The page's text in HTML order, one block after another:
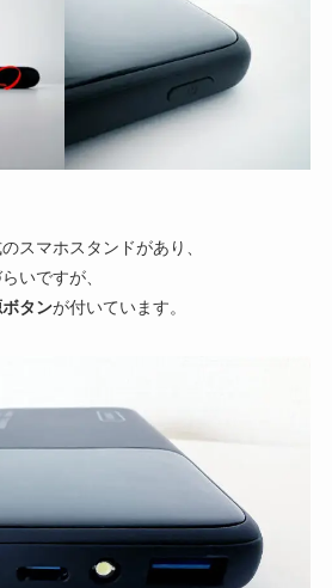
スマホスタンドがあり、
いですが、
タンが付いています。